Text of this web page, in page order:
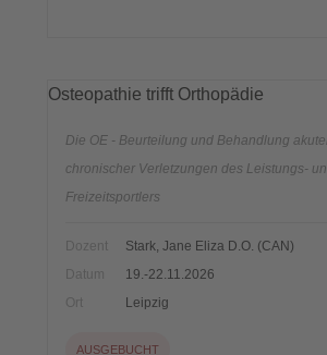
Osteopathie trifft Orthopädie
Die OE - Beurteilung und Behandlung
chronischer Verletzungen des Leistungs-
Freizeitsportlers
Dozent
Stark, Jane Eliza D.O. (CAN)
Datum
19.-22.11.2026
Ort
Leipzig
AUSGEBUCHT